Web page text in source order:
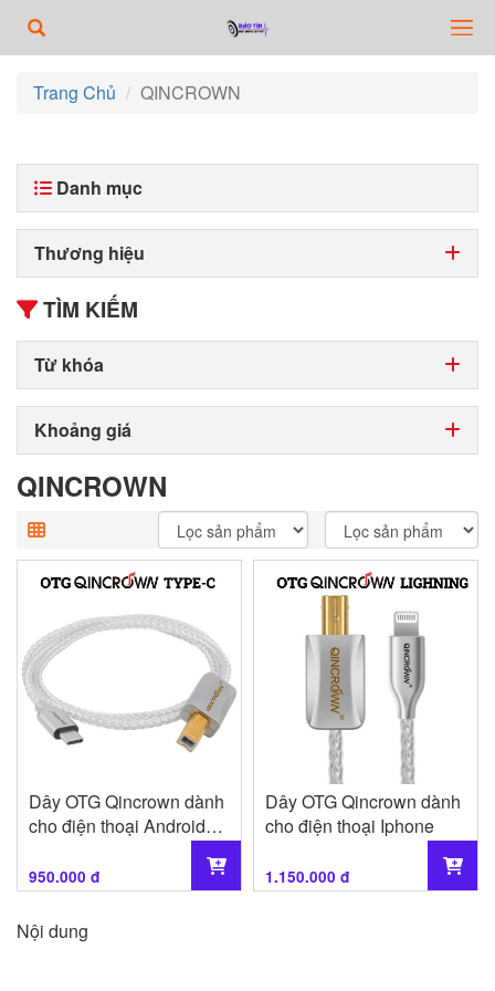
Trang Chủ QINCROWN
Danh mục
Thương hiệu
TÌM KIẾM
Từ khóa
Khoảng giá
QINCROWN
Dây OTG Qincrown dành
cho điện thoại Android
950.000 đ
Dây OTG Qincrown dành
cho điện thoại Iphone
1.150.000 đ
Nội dung